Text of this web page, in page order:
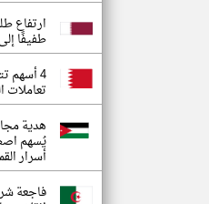
ارتفاع
طفيفًا إلى 199 ألف طلب
4 أسهم
هدية
أسرار
فاجعة